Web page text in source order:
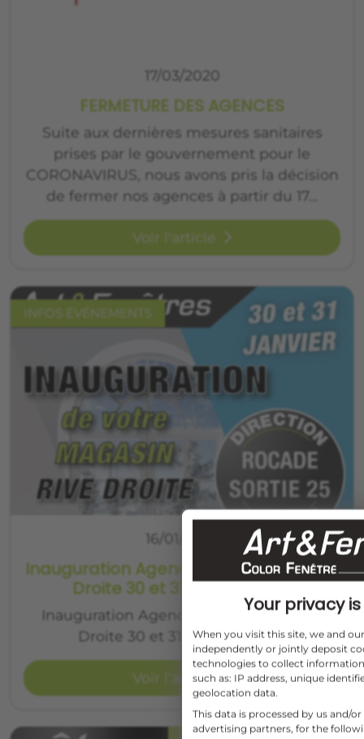
17/03/2020
FERMETURE DES AGENCES
Suite aux dernières mesures sanitaires
prises par le gouvernement pour le
CORONAVIRUS, nous avons pris la décision
de fermer nos agences à partir du 17…
Voir l'article
16/01/2020
Inauguration Agence Art&Fenêtre Rive
Droite 30 et 31 Janvier 2020
Inauguration Agence Art&Fenêtre Rive
Droite 30 et 31 Janvier 2020…
Voir l'article
INFOS ÉVÉNEMENTS
Your privacy
When you visit this site, we and
independently or jointly deposit
technologies to collect
such as: IP address, unique
geolocation data.
This data is processed by us and/
advertising partners, for the